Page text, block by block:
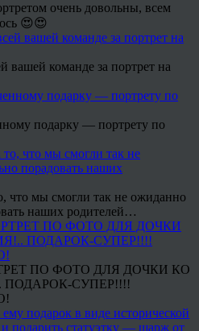
очень довольны, всем
😍😍
вашей команде за портрет на
подарку — портрету по
что мы смогли так не ожиданно
наших родителей…
ПО ФОТО ДЛЯ ДОЧКИ КО
ПОДАРОК-СУПЕР!!!!